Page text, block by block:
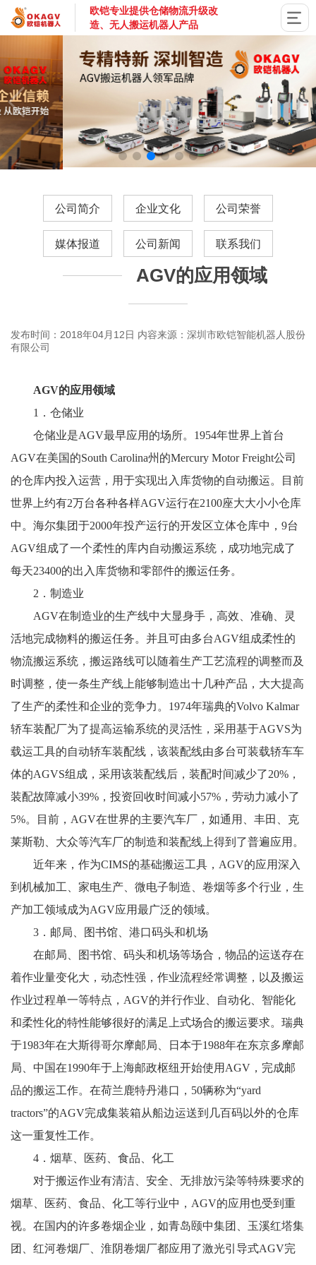
欧铠专业提供仓储物流升级改
造、无人搬运机器人产品
公司简介 企业文化 公司荣誉
媒体报道 公司新闻 联系我们
AGV的应用领域
发布时间：2018年04月12日 内容来源：深圳市欧铠智能机器人股份
有限公司
AGV的应用领域
1．仓储业
仓储业是AGV最早应用的场所。1954年世界上首台
AGV在美国的South Carolina州的Mercury Motor Freight公司
的仓库内投入运营，用于实现出入库货物的自动搬运。目前
世界上约有2万台各种各样AGV运行在2100座大大小小仓库
中。海尔集团于2000年投产运行的开发区立体仓库中，9台
AGV组成了一个柔性的库内自动搬运系统，成功地完成了
每天23400的出入库货物和零部件的搬运任务。
2．制造业
AGV在制造业的生产线中大显身手，高效、准确、灵
活地完成物料的搬运任务。并且可由多台AGV组成柔性的
物流搬运系统，搬运路线可以随着生产工艺流程的调整而及
时调整，使一条生产线上能够制造出十几种产品，大大提高
了生产的柔性和企业的竞争力。1974年瑞典的Volvo Kalmar
轿车装配厂为了提高运输系统的灵活性，采用基于AGVS为
载运工具的自动轿车装配线，该装配线由多台可装载轿车车
体的AGVS组成，采用该装配线后，装配时间减少了20%，
装配故障减小39%，投资回收时间减小57%，劳动力减小了
5%。目前，AGV在世界的主要汽车厂，如通用、丰田、克
莱斯勒、大众等汽车厂的制造和装配线上得到了普遍应用。
近年来，作为CIMS的基础搬运工具，AGV的应用深入
到机械加工、家电生产、微电子制造、卷烟等多个行业，生
产加工领域成为AGV应用最广泛的领域。
3．邮局、图书馆、港口码头和机场
在邮局、图书馆、码头和机场等场合，物品的运送存在
着作业量变化大，动态性强，作业流程经常调整，以及搬运
作业过程单一等特点，AGV的并行作业、自动化、智能化
和柔性化的特性能够很好的满足上式场合的搬运要求。瑞典
于1983年在大斯得哥尔摩邮局、日本于1988年在东京多摩邮
局、中国在1990年于上海邮政枢纽开始使用AGV，完成邮
品的搬运工作。在荷兰鹿特丹港口，50辆称为“yard
tractors”的AGV完成集装箱从船边运送到几百码以外的仓库
这一重复性工作。
4．烟草、医药、食品、化工
对于搬运作业有清洁、安全、无排放污染等特殊要求的
烟草、医药、食品、化工等行业中，AGV的应用也受到重
视。在国内的许多卷烟企业，如青岛颐中集团、玉溪红塔集
团、红河卷烟厂、淮阴卷烟厂都应用了激光引导式AGV完